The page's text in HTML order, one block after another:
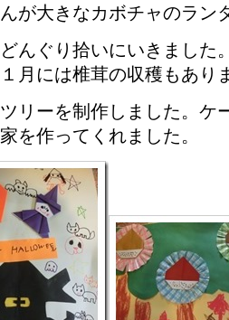
が大きなカボチャのラン
んぐり拾いにいきました
月には椎茸の収穫もあり
リーを制作しました。ケ
を作ってくれました。